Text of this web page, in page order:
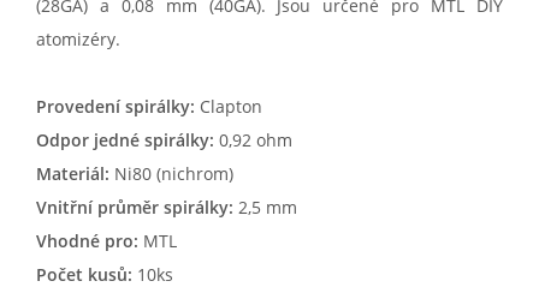
(28GA) a 0,08 mm (40GA). Jsou určené pro MTL DIY
atomizéry.
Provedení spirálky: Clapton
Odpor jedné spirálky: 0,92 ohm
Materiál: Ni80 (nichrom)
Vnitřní průměr spirálky: 2,5 mm
Vhodné pro: MTL
Počet kusů: 10ks